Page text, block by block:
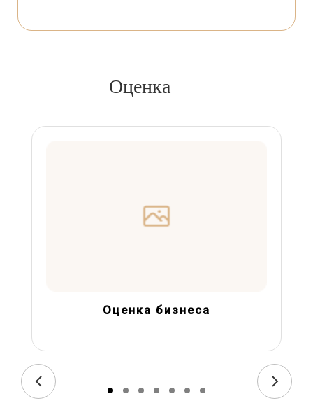
Оценка
Оценка бизнеса